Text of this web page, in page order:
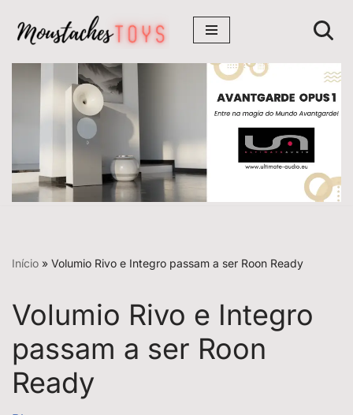
Avançar
para
conteúdo
Início » Volumio Rivo e Integro passam a ser Roon Ready
Volumio Rivo e Integro
passam a ser Roon
Ready